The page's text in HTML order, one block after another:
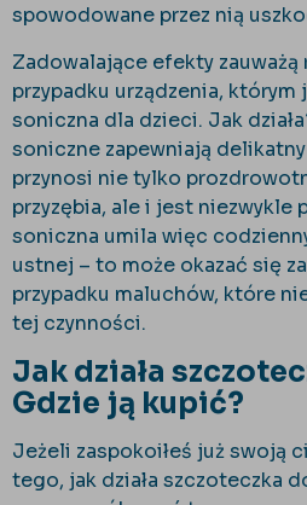
spowodowane przez nią
Zadowalające efekty
przypadku urządzenia,
soniczna dla dzieci. Jak
soniczne zapewniają
przynosi nie tylko
przyzębia, ale i jest niezwykle
soniczna umila więc
ustnej – to może okazać się
przypadku maluchów, które
tej czynności.
Jak działa
Gdzie ją kupić?
Jeżeli zaspokoiłeś już swoją
tego, jak działa szczoteczka